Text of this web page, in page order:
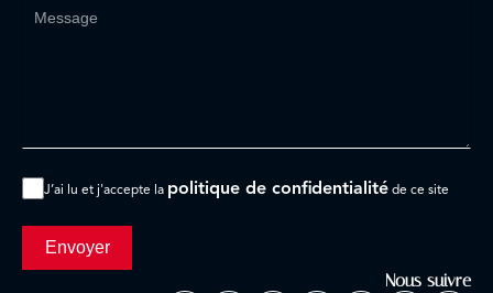
J’ai lu et j'accepte la politique de confidentialité de ce site
Envoyer
Nous suivre